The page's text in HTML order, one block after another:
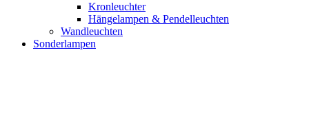
Kronleuchter
Hängelampen & Pendelleuchten
Wandleuchten
Sonderlampen